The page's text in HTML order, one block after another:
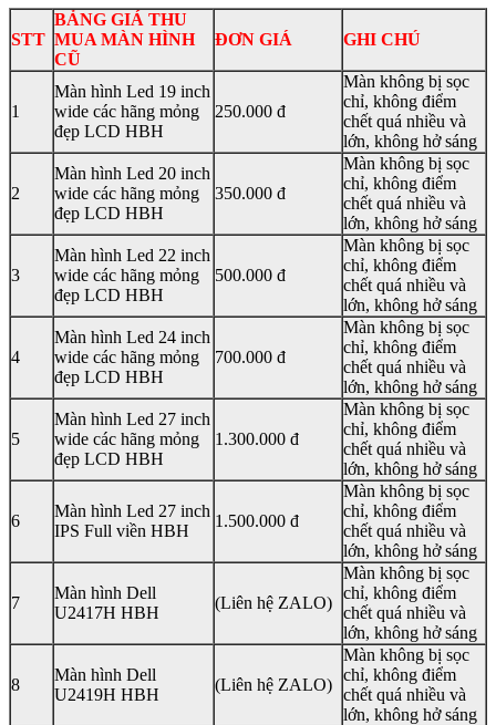
STT
BẢNG GIÁ THU
MUA MÀN HÌNH
CŨ
ĐƠN GIÁ GHI CHÚ
1
Màn hình Led 19 inch
wide các hãng mỏng
đẹp LCD HBH
250.000 đ
Màn không bị sọc
chỉ, không điểm
chết quá nhiều và
lớn, không hở sáng
2
Màn hình Led 20 inch
wide các hãng mỏng
đẹp LCD HBH
350.000 đ
Màn không bị sọc
chỉ, không điểm
chết quá nhiều và
lớn, không hở sáng
3
Màn hình Led 22 inch
wide các hãng mỏng
đẹp LCD HBH
500.000 đ
Màn không bị sọc
chỉ, không điểm
chết quá nhiều và
lớn, không hở sáng
4
Màn hình Led 24 inch
wide các hãng mỏng
đẹp LCD HBH
700.000 đ
Màn không bị sọc
chỉ, không điểm
chết quá nhiều và
lớn, không hở sáng
5
Màn hình Led 27 inch
wide các hãng mỏng
đẹp LCD HBH
1.300.000 đ
Màn không bị sọc
chỉ, không điểm
chết quá nhiều và
lớn, không hở sáng
6
Màn hình Led 27 inch
IPS Full viền HBH
1.500.000 đ
Màn không bị sọc
chỉ, không điểm
chết quá nhiều và
lớn, không hở sáng
7
Màn hình Dell
U2417H HBH
(Liên hệ ZALO)
Màn không bị sọc
chỉ, không điểm
chết quá nhiều và
lớn, không hở sáng
8
Màn hình Dell
U2419H HBH
(Liên hệ ZALO)
Màn không bị sọc
chỉ, không điểm
chết quá nhiều và
lớn, không hở sáng